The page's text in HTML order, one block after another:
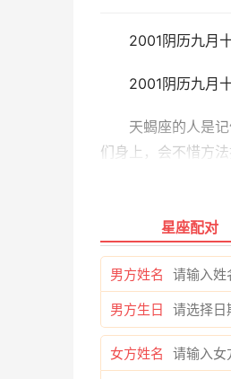
2001阴历九月
2001阴历九月
天蝎座的人是
们身上，会不惜方
功的优点，就是他
版权声明：本文内
承担相关法律责任
http://
星座配对
男方姓名
男方生日
女方姓名